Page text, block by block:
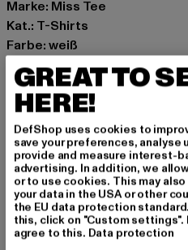
Marke: Miss Tee
Kat.: T-Shirts
Farbe: weiß
Hersteller Farbe: white
Materialzusammensetzung:
Art.Nr: MST363-00220
Hersteller: TB International
Dr.-Robert-Murjahn-Straße
DE
GRÖSSE & PASSFORM
GREAT TO
HERE!
DefShop uses cookies to
save your preferences, analyse
provide and measure interest-
advertising. In addition, we
or to use cookies. This may
your data in the USA or other
the EU data protection
this, click on "Custom settings".
agree to this. Data protection